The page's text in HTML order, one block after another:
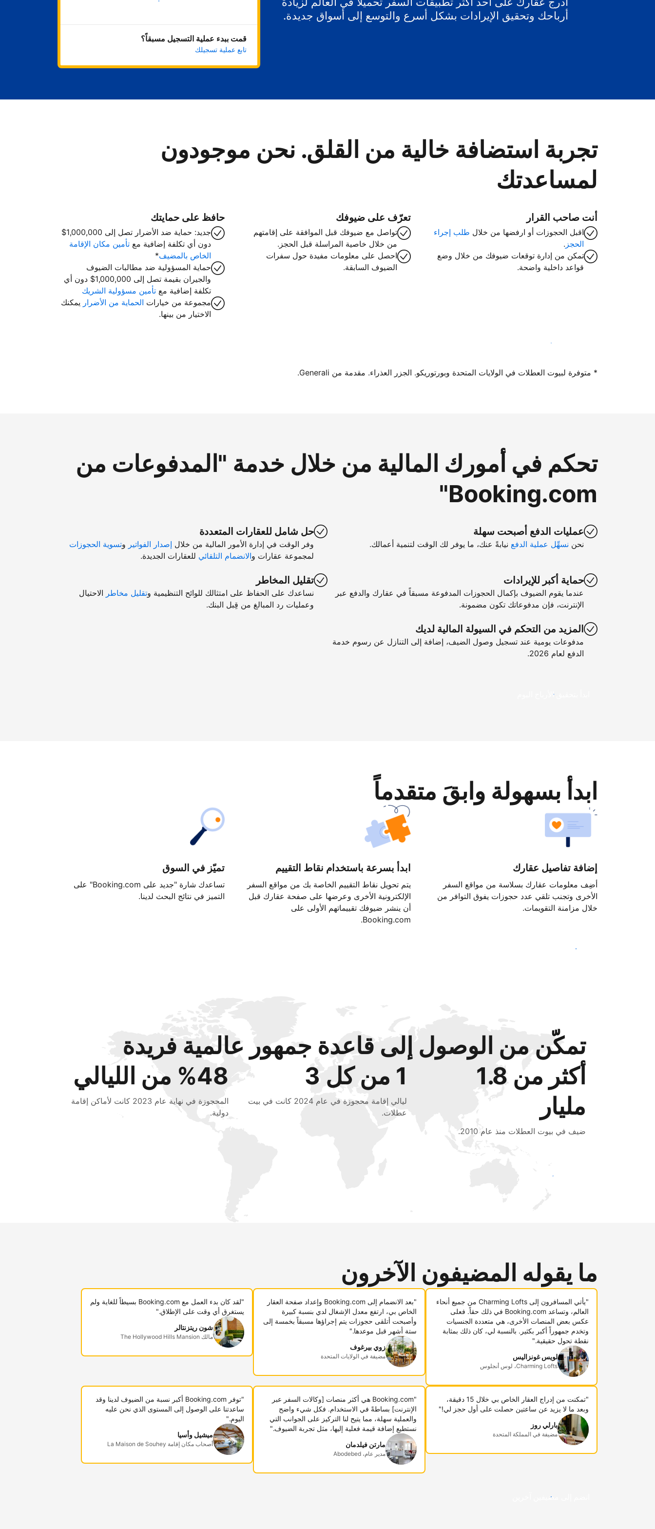
أرباحك وتحقيق الإيرادات بشكل أسرع والتوسع إلى أسواق جديدة.
قمت ببدء عملية التسجيل مسبقاً؟
تابع عملية تسجيلك
تجربة استضافة خالية من القلق. نحن موجودون
لمساعدتك
أنت صاحب القرار
اقبل الحجوزات أو ارفضها من خلال طلب إجراء
الحجز .
تمكن من إدارة توقعات ضيوفك من خلال وضع
قواعد داخلية واضحة.
تعرّف على ضيوفك
تواصل مع ضيوفك قبل الموافقة على إقامتهم
من خلال خاصية المراسلة قبل الحجز.
احصل على معلومات مفيدة حول سفرات
الضيوف السابقة.
حافظ على حمايتك
جديد: حماية ضد الأضرار تصل إلى 1,000,000$
دون أي تكلفة إضافية معتأمين مكان الإقامة
الخاص بالمضيف*
حماية المسؤولية ضد مطالبات الضيوف
والجيران بقيمة تصل إلى 1,000,000$ دون أي
تكلفة إضافية معتأمين مسؤولية الشريك
مجموعة من خيارات الحماية من الأضرار يمكنك
الاختيار من بينها.
سجِّل كمضيف لدينا اليوم
* متوفرة لبيوت العطلات في الولايات المتحدة وبورتوريكو. الجزر العذراء. مقدمة من Generali.
تحكم في أمورك المالية من خلال خدمة "المدفوعات من
Booking.com"
عمليات الدفع أصبحت سهلة
نحن نسهِّل عملية الدفع نيابةً عنك، ما يوفر لك الوقت لتنمية أعمالك.
حماية أكبر للإيرادات
عندما يقوم الضيوف بإكمال الحجوزات المدفوعة مسبقاً في عقارك والدفع عبر
الإنترنت، فإن مدفوعاتك تكون مضمونة.
المزيد من التحكم في السيولة المالية لديك
مدفوعات يومية عند تسجيل وصول الضيف، إضافة إلى التنازل عن رسوم خدمة
الدفع لعام 2026.
حل شامل للعقارات المتعددة
وفر الوقت في إدارة الأمور المالية من خلال إصدار الفواتير وتسوية الحجوزات
لمجموعة عقارات والانضمام التلقائي للعقارات الجديدة.
تقليل المخاطر
نساعدك على الحفاظ على امتثالك للوائح التنظيمية وتقليل مخاطر الاحتيال
وعمليات رد المبالغ من قِبل البنك.
ابدأ بتحقيق الأرباح اليوم
ابدأ بسهولة وابقَ متقدماً
إضافة تفاصيل عقارك
أضِف معلومات عقارك بسلاسة من مواقع السفر
الأخرى وتجنب تلقي عدد حجوزات يفوق التوافر من
خلال مزامنة التقويمات.
ابدأ بسرعة باستخدام نقاط التقييم
يتم تحويل نقاط التقييم الخاصة بك من مواقع السفر
الإلكترونية الأخرى وعرضها على صفحة عقارك قبل
أن ينشر ضيوفك تقييماتهم الأولى على
Booking.com.
تميّز في السوق
تساعدك شارة "جديد على Booking.com" على
التميز في نتائج البحث لدينا.
ابدأ اليوم
تمكّن من الوصول إلى قاعدة جمهور عالمية فريدة
أكثر من 1.8
مليار
ضيف في بيوت العطلات منذ عام 2010.
1 من كل 3
ليالي إقامة محجوزة في عام 2024 كانت في بيت
عطلات.
48‏% من الليالي
المحجوزة في نهاية عام 2023 كانت لأماكن إقامة
دولية.
اجذب ضيوف جدد اليوم
ما يقوله المضيفون الآخرون
"يأتي المسافرون إلى Charming Lofts من جميع أنحاء
العالم، وتساعد Booking.com في ذلك حقاً. فعلى
عكس بعض المنصات الأخرى، هي متعددة الجنسيات
وتخدم جمهوراً أكبر بكثير. بالنسبة لي، كان ذلك بمثابة
نقطة تحول حقيقية."
لويس غونزاليس
Charming Lofts، لوس أنجلوس
"بعد الانضمام إلى Booking.com وإعداد صفحة العقار
الخاص بي، ارتفع معدل الإشغال لدي بنسبة كبيرة
وأصبحت أتلقى حجوزات يتم إجراؤها مسبقاً بخمسة إلى
ستة أشهر قبل موعدها."
زوي بيرغوف
مضيفة في الولايات المتحدة
"لقد كان بدء العمل مع Booking.com بسيطاً للغاية ولم
يستغرق أي وقت على الإطلاق."
شون ريتزنتالر
مالك The Hollywood Hills Mansion
"تمكنت من إدراج العقار الخاص بي خلال 15 دقيقة،
وبعد ما لا يزيد عن ساعتين حصلت على أول حجز لي!"
بارلي روز
مضيفة في المملكة المتحدة
"Booking.com هي أكثر منصات [وكالات السفر عبر
الإنترنت] بساطةً في الاستخدام. فكل شيء واضح
والعملية سهلة، مما يتيح لنا التركيز على الجوانب التي
نستطيع إضافة قيمة فعلية إليها، مثل تجربة الضيوف."
مارتن فيلدمان
مدير عام، Abodebed
"توفر Booking.com أكبر نسبة من الضيوف لدينا وقد
ساعدتنا على الوصول إلى المستوى الذي نحن عليه
اليوم."
ميشيل وأسيا
أصحاب مكان إقامة La Maison de Souhey
انضم إلى مضيفين آخرين